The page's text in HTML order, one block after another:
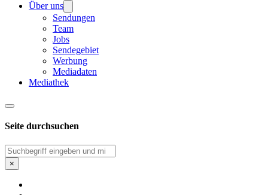
Über uns
Sendungen
Team
Jobs
Sendegebiet
Werbung
Mediadaten
Mediathek
Seite durchsuchen
Suchen
×